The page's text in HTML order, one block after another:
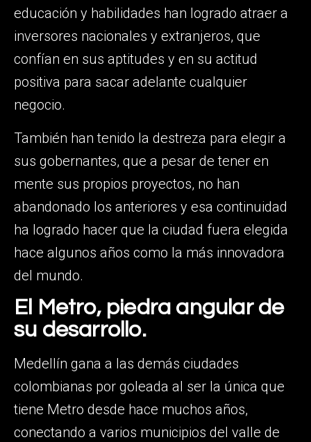
educación y habilidades han logrado atraer a
inversores nacionales y extranjeros, que
confían en sus aptitudes y en su actitud
positiva para sacar adelante cualquier
negocio.
También han tenido la destreza para elegir a
sus gobernantes, que a pesar de tener en
mente sus propios proyectos, no han
abandonado los anteriores y esa continuidad
ha logrado hacer que la ciudad fuera elegida
hace algunos años como la más innovadora
del mundo.
El Metro, piedra angular de
su desarrollo.
Medellín gana a las demás ciudades
colombianas por goleada al ser la única que
tiene Metro desde hace muchos años,
conectando a varios municipios del valle de